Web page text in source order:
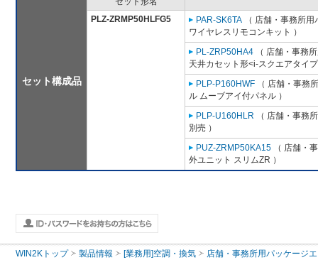
セット構成品
PLZ-ZRMP50HLFG5
PAR-SK6TA （ 店舗・事務所
ワイヤレスリモコンキット ）
PL-ZRP50HA4 （ 店舗・事務
天井カセット形<i-スクエアタイ
PLP-P160HWF （ 店舗・事務
ル ムーブアイ付パネル ）
PLP-U160HLR （ 店舗・事務
別売 ）
PUZ-ZRMP50KA15 （ 店舗・
外ユニット スリムZR ）
WIN2Kトップ 製品情報 [業務用]空調・換気
店舗・事務所用パッケージ